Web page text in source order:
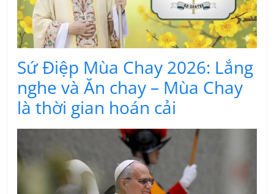
Sứ Điệp Mùa Chay 2026: Lắng
nghe và Ăn chay – Mùa Chay
là thời gian hoán cải